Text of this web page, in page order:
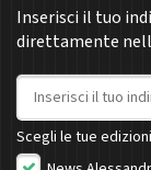
Inserisci il tuo
direttamente
Indirizzo email
Scegli le tue